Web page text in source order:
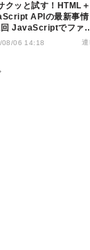
APIの最新事情
JavaScriptでファ
！Origin Private
08/06 14:18